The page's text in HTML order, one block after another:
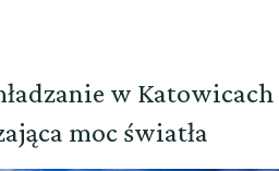
w Katowicach
moc światła